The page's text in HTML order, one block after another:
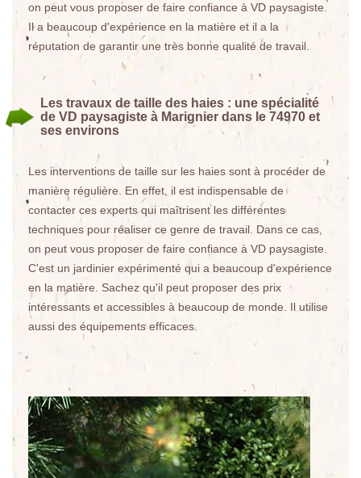
on peut vous proposer de faire confiance à VD paysagiste.
Il a beaucoup d'expérience en la matière et il a la
réputation de garantir une très bonne qualité de travail.
Les travaux de taille des haies : une spécialité
de VD paysagiste à Marignier dans le 74970 et
ses environs
Les interventions de taille sur les haies sont à procéder de
manière régulière. En effet, il est indispensable de
contacter ces experts qui maîtrisent les différentes
techniques pour réaliser ce genre de travail. Dans ce cas,
on peut vous proposer de faire confiance à VD paysagiste.
C'est un jardinier expérimenté qui a beaucoup d'expérience
en la matière. Sachez qu'il peut proposer des prix
intéressants et accessibles à beaucoup de monde. Il utilise
aussi des équipements efficaces.